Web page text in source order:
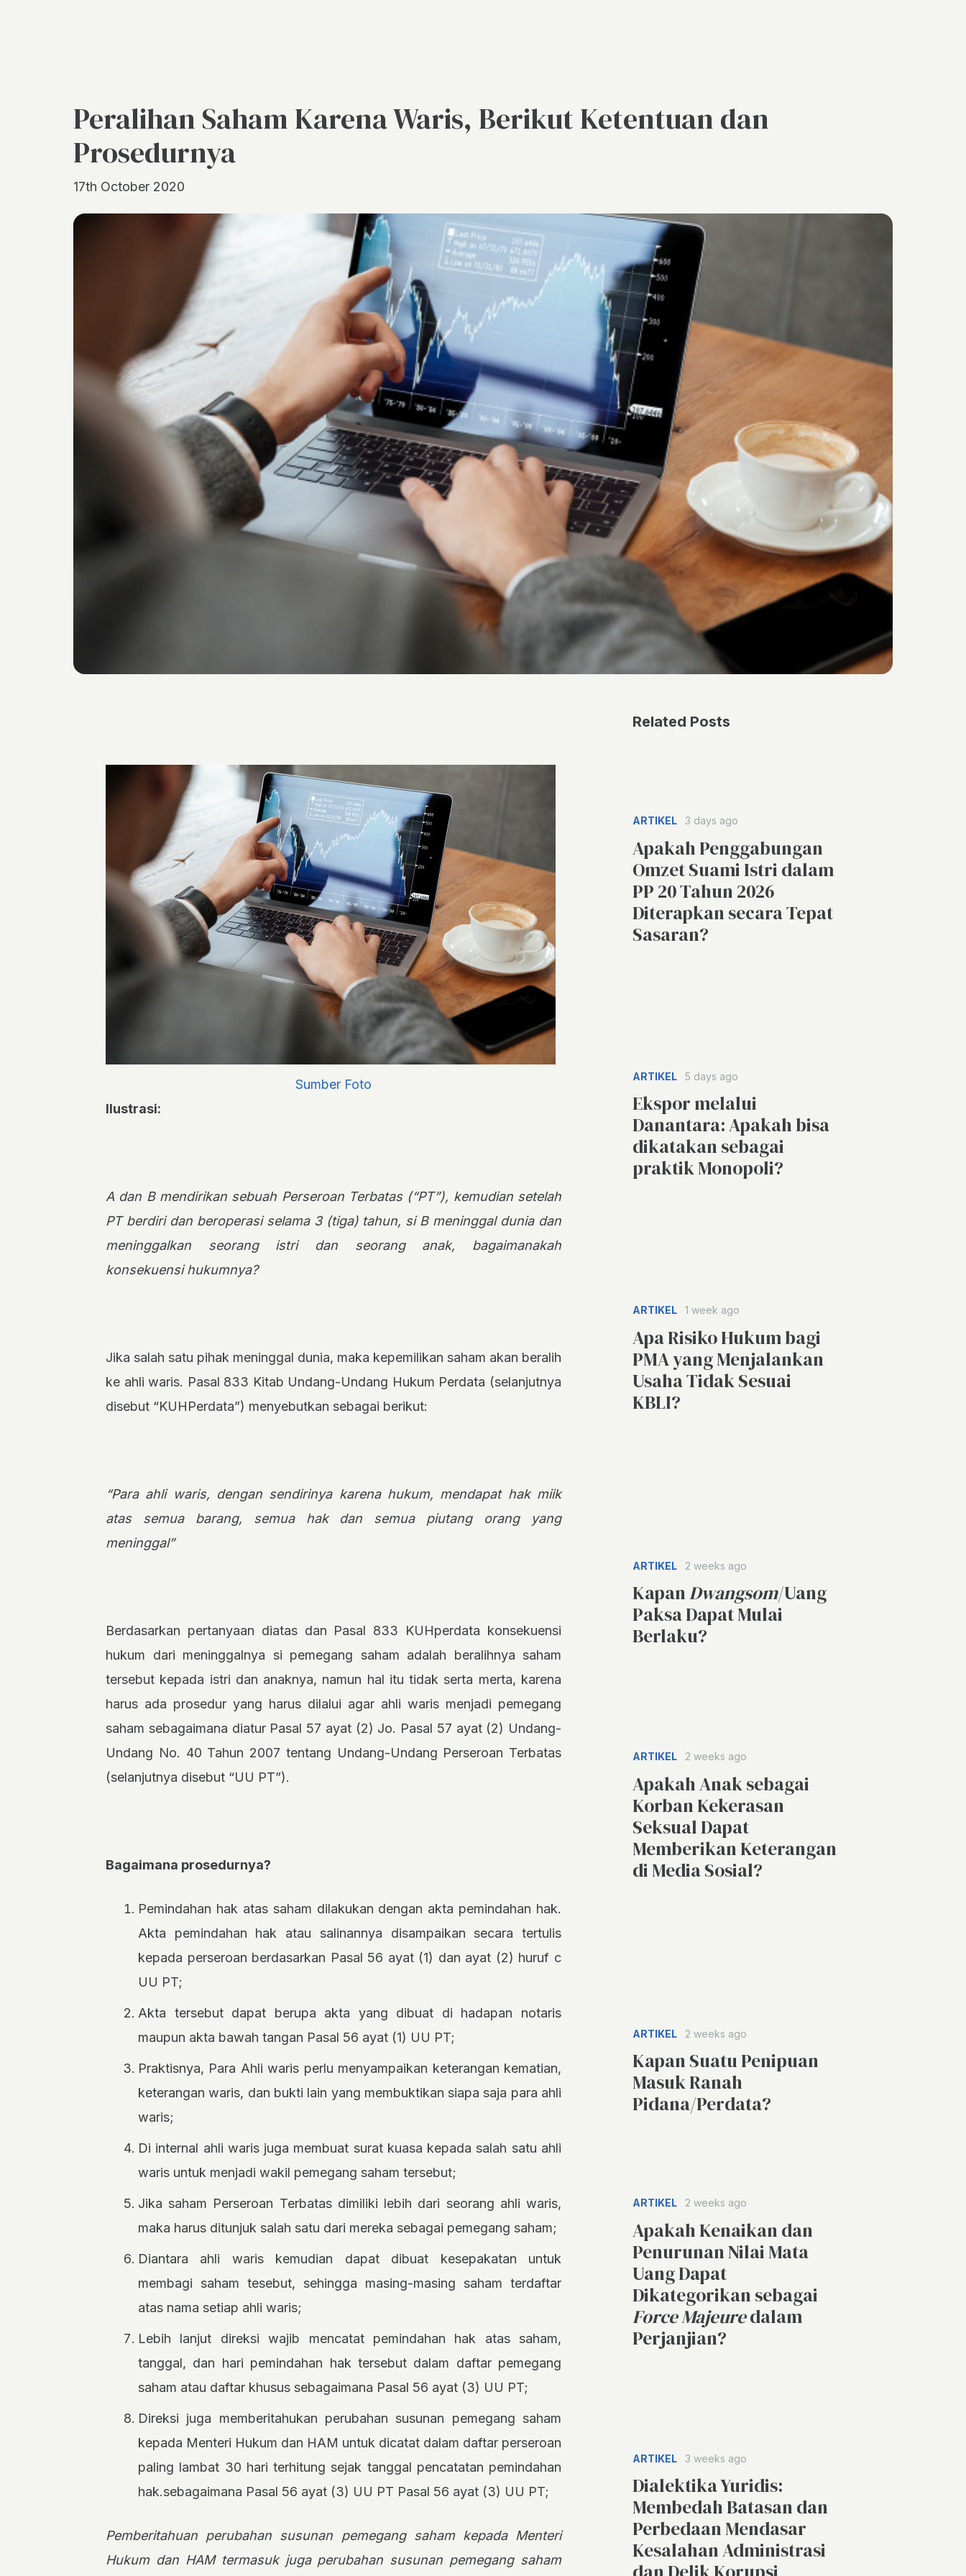
Peralihan Saham Karena Waris, Berikut Ketentuan dan
Prosedurnya
17th October 2020
Sumber Foto
Ilustrasi:
A dan B mendirikan sebuah Perseroan Terbatas (“PT”), kemudian setelah
PT berdiri dan beroperasi selama 3 (tiga) tahun, si B meninggal dunia dan
meninggalkan seorang istri dan seorang anak, bagaimanakah
konsekuensi hukumnya?
Jika salah satu pihak meninggal dunia, maka kepemilikan saham akan beralih
ke ahli waris. Pasal 833 Kitab Undang-Undang Hukum Perdata (selanjutnya
disebut “KUHPerdata”) menyebutkan sebagai berikut:
“Para ahli waris, dengan sendirinya karena hukum, mendapat hak miik
atas semua barang, semua hak dan semua piutang orang yang
meninggal”
Berdasarkan pertanyaan diatas dan Pasal 833 KUHperdata konsekuensi
hukum dari meninggalnya si pemegang saham adalah beralihnya saham
tersebut kepada istri dan anaknya, namun hal itu tidak serta merta, karena
harus ada prosedur yang harus dilalui agar ahli waris menjadi pemegang
saham sebagaimana diatur Pasal 57 ayat (2) Jo. Pasal 57 ayat (2) Undang-
Undang No. 40 Tahun 2007 tentang Undang-Undang Perseroan Terbatas
(selanjutnya disebut “UU PT”).
Bagaimana prosedurnya?
Pemindahan hak atas saham dilakukan dengan akta pemindahan hak.
Akta pemindahan hak atau salinannya disampaikan secara tertulis
kepada perseroan berdasarkan Pasal 56 ayat (1) dan ayat (2) huruf c
UU PT;
Akta tersebut dapat berupa akta yang dibuat di hadapan notaris
maupun akta bawah tangan Pasal 56 ayat (1) UU PT;
Praktisnya, Para Ahli waris perlu menyampaikan keterangan kematian,
keterangan waris, dan bukti lain yang membuktikan siapa saja para ahli
waris;
Di internal ahli waris juga membuat surat kuasa kepada salah satu ahli
waris untuk menjadi wakil pemegang saham tersebut;
Jika saham Perseroan Terbatas dimiliki lebih dari seorang ahli waris,
maka harus ditunjuk salah satu dari mereka sebagai pemegang saham;
Diantara ahli waris kemudian dapat dibuat kesepakatan untuk
membagi saham tesebut, sehingga masing-masing saham terdaftar
atas nama setiap ahli waris;
Lebih lanjut direksi wajib mencatat pemindahan hak atas saham,
tanggal, dan hari pemindahan hak tersebut dalam daftar pemegang
saham atau daftar khusus sebagaimana Pasal 56 ayat (3) UU PT;
Direksi juga memberitahukan perubahan susunan pemegang saham
kepada Menteri Hukum dan HAM untuk dicatat dalam daftar perseroan
paling lambat 30 hari terhitung sejak tanggal pencatatan pemindahan
hak.sebagaimana Pasal 56 ayat (3) UU PT Pasal 56 ayat (3) UU PT;
Pemberitahuan perubahan susunan pemegang saham kepada Menteri
Hukum dan HAM termasuk juga perubahan susunan pemegang saham
Related Posts
ARTIKEL 3 days ago
Apakah Penggabungan
Omzet Suami Istri dalam
PP 20 Tahun 2026
Diterapkan secara Tepat
Sasaran?
ARTIKEL 5 days ago
Ekspor melalui
Danantara: Apakah bisa
dikatakan sebagai
praktik Monopoli?
ARTIKEL 1 week ago
Apa Risiko Hukum bagi
PMA yang Menjalankan
Usaha Tidak Sesuai
KBLI?
ARTIKEL 2 weeks ago
KapanDwangsom/Uang
Paksa Dapat Mulai
Berlaku?
ARTIKEL 2 weeks ago
Apakah Anak sebagai
Korban Kekerasan
Seksual Dapat
Memberikan Keterangan
di Media Sosial?
ARTIKEL 2 weeks ago
Kapan Suatu Penipuan
Masuk Ranah
Pidana/Perdata?
ARTIKEL 2 weeks ago
Apakah Kenaikan dan
Penurunan Nilai Mata
Uang Dapat
Dikategorikan sebagai
Force Majeuredalam
Perjanjian?
ARTIKEL 3 weeks ago
Dialektika Yuridis:
Membedah Batasan dan
Perbedaan Mendasar
Kesalahan Administrasi